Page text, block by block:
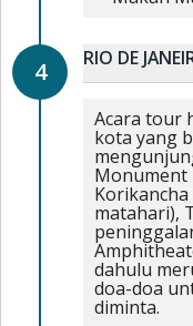
4 RIO DE
Acara tour
kota yang
Monument
matahari),
dahulu
doa-doa
diminta.